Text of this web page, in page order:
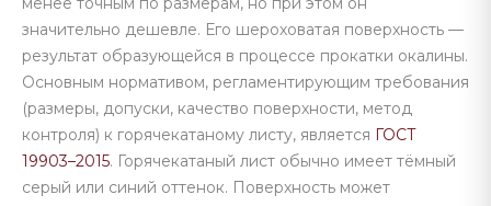
значительно дешевле. Его шероховатая поверхность —
результат образующейся в процессе прокатки окалины.
Основным нормативом, регламентирующим требования
(размеры, допуски, качество поверхности, метод
контроля) к горячекатаному листу, является ГОСТ
19903–2015. Горячекатаный лист обычно имеет тёмный
серый или синий оттенок. Поверхность может